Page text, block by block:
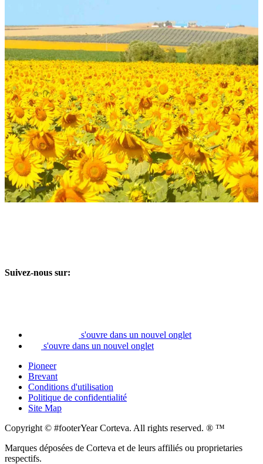
Suivez-nous sur:
s'ouvre dans un nouvel onglet
s'ouvre dans un nouvel onglet
Pioneer
Brevant
Conditions d'utilisation
Politique de confidentialité
Site Map
Copyright © #footerYear Corteva. All rights reserved. ® ™
Marques déposées de Corteva et de leurs affiliés ou proprietaries
respectifs.